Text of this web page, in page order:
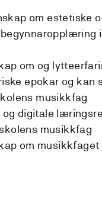
om estetiske
om og
epokar og kan
musikkfag
og digitale
musikkfag
om